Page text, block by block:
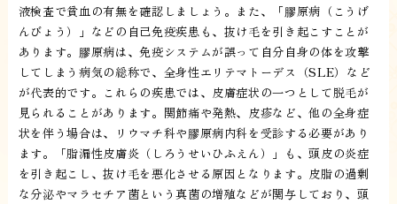
液検査で貧血の有無を確認しましょう。また、「膠原病（こうげ
んびょう）」などの自己免疫疾患も、抜け毛を引き起こすことが
あります。膠原病は、免疫システムが誤って自分自身の体を攻撃
してしまう病気の総称で、全身性エリテマトーデス（SLE）など
が代表的です。これらの疾患では、皮膚症状の一つとして脱毛が
見られることがあります。関節痛や発熱、皮疹など、他の全身症
状を伴う場合は、リウマチ科や膠原病内科を受診する必要があり
ます。「脂漏性皮膚炎（しろうせいひふえん）」も、頭皮の炎症
を引き起こし、抜け毛を悪化させる原因となります。皮脂の過剰
な分泌やマラセチア菌という真菌の増殖などが関与しており、頭